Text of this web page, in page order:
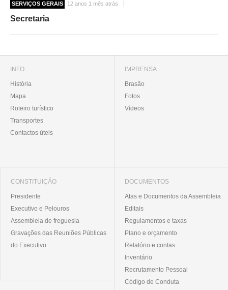
SERVIÇOS GERAIS 12 anos 1 mês atrás
Secretaria
INFO
História
Mapa
Roteiro turístico
Transportes
Contactos úteis
IMPRENSA
Brasão
Fotos
Vídeos
CONSTITUIÇÃO
Presidente
Executivo e Pelouros
Assembleia de freguesia
Gravações das Reuniões Públicas
do Executivo
DOCUMENTOS
Atas e Documentos da Assembleia
Editais
Regulamentos e taxas
Plano e orçamento
Relatório e contas
Inventário
Recrutamento Pessoal
Código de Conduta